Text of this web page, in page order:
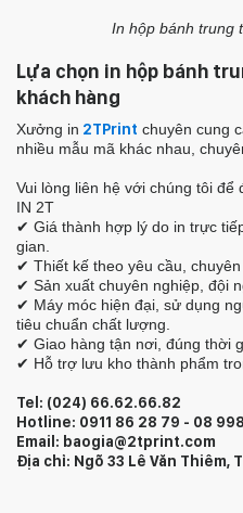
In hộp bánh trung
Lựa chọn in hộp bánh
khách hàng
Xưởng in 2TPrint chuyên cung
nhiều mẫu mã khác nhau,
Vui lòng liên hệ với chúng tôi
IN 2T
✔ Giá thành hợp lý do in trực
gian.
✔ Thiết kế theo yêu cầu, chuyên
✔ Sản xuất chuyên nghiệp, đội
✔ Máy móc hiện đại, sử dụng
tiêu chuẩn chất lượng.
✔ Giao hàng tận nơi, đúng thời
✔ Hỗ trợ lưu kho thành phẩm
Tel: (024) 66.62.66.82
Hotline: 0911 86 28 79 - 08
Email: baogia@2tprint.com
Địa chỉ: Ngõ 33 Lê Văn Thiêm,